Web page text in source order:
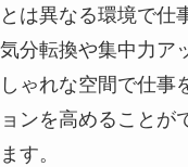
は異なる環境で仕
分転換や集中力ア
ゃれな空間で仕事
ンを高めることが
す。